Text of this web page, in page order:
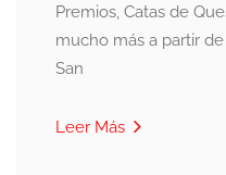
Premios, Catas de
mucho más a partir
San
Leer Más